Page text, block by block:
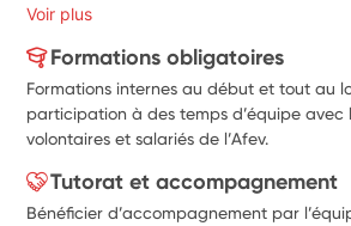
Voir plus
Formations obligatoires
Formations internes au début et tout au
participation à des temps d’équipe avec
volontaires et salariés de l’Afev.
Tutorat et accompagnement
Bénéficier d’accompagnement par